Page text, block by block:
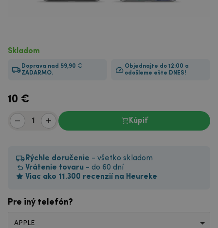
Skladom
Doprava nad 59,90 €
ZADARMO.
Objednajte do 12:00 a
odošleme ešte DNES!
10 €
Kúpiť
Rýchle doručenie - všetko skladom
Vrátenie tovaru - do 60 dní
Viac ako 11.300 recenzií na Heureke
Pre iný telefón?
APPLE